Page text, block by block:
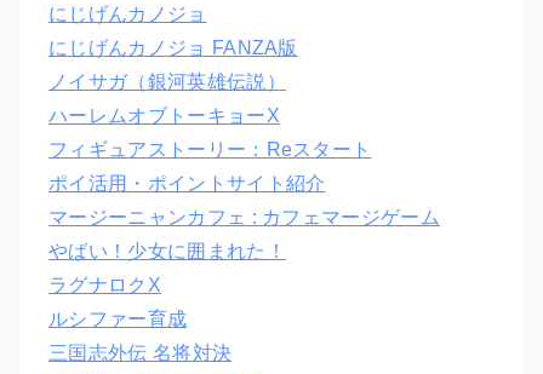
にじげんカノジョ
にじげんカノジョ FANZA版
ノイサガ（銀河英雄伝説）
ハーレムオブトーキョーX
フィギュアストーリー：Reスタート
ポイ活用・ポイントサイト紹介
マージーニャンカフェ : カフェマージゲーム
やばい！少女に囲まれた！
ラグナロクX
ルシファー育成
三国志外伝 名将対決